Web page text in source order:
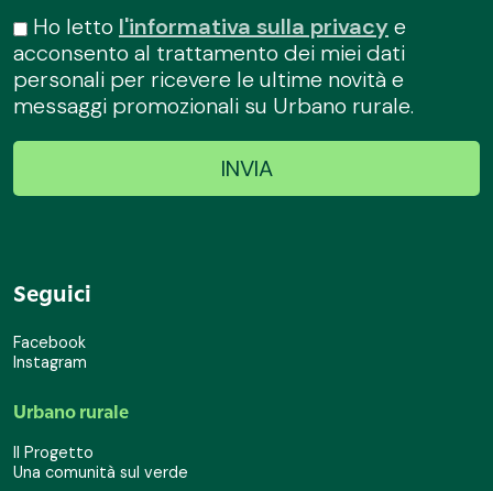
Ho letto l'informativa sulla privacye
acconsento al trattamento dei miei dati
personali per ricevere le ultime novità e
messaggi promozionali su Urbano rurale.
Seguici
Facebook
Instagram
Urbano rurale
Il Progetto
Una comunità sul verde